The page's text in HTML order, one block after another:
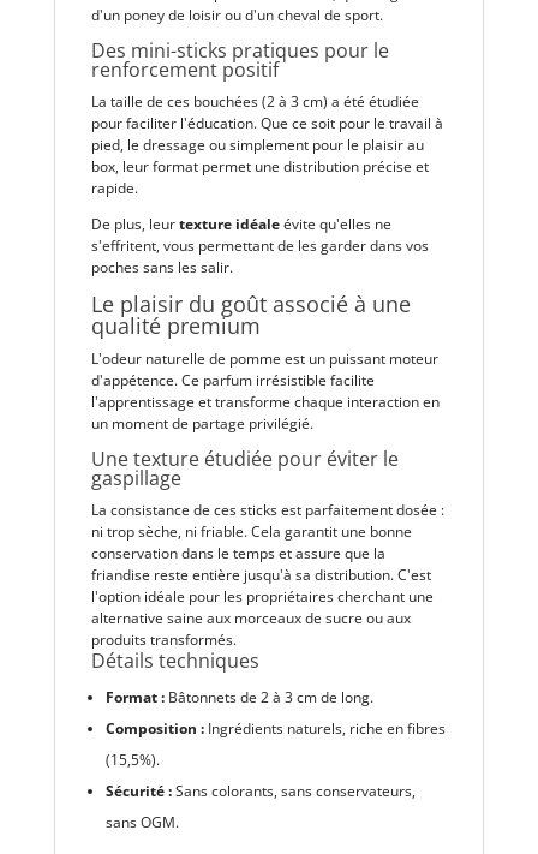
d'un poney de loisir ou d'un cheval de sport.
Des mini-sticks pratiques pour le
renforcement positif
La taille de ces bouchées (2 à 3 cm) a été étudiée
pour faciliter l'éducation. Que ce soit pour le travail à
pied, le dressage ou simplement pour le plaisir au
box, leur format permet une distribution précise et
rapide.
De plus, leurtexture idéaleévite qu'elles ne
s'effritent, vous permettant de les garder dans vos
poches sans les salir.
Le plaisir du goût associé à une
qualité premium
L'odeur naturelle de pomme est un puissant moteur
d'appétence. Ce parfum irrésistible facilite
l'apprentissage et transforme chaque interaction en
un moment de partage privilégié.
Une texture étudiée pour éviter le
gaspillage
La consistance de ces sticks est parfaitement dosée :
ni trop sèche, ni friable. Cela garantit une bonne
conservation dans le temps et assure que la
friandise reste entière jusqu'à sa distribution. C'est
l'option idéale pour les propriétaires cherchant une
alternative saine aux morceaux de sucre ou aux
produits transformés.
Détails techniques
Format :Bâtonnets de 2 à 3 cm de long.
Composition :Ingrédients naturels, riche en fibres
(15,5%).
Sécurité :Sans colorants, sans conservateurs,
sans OGM.